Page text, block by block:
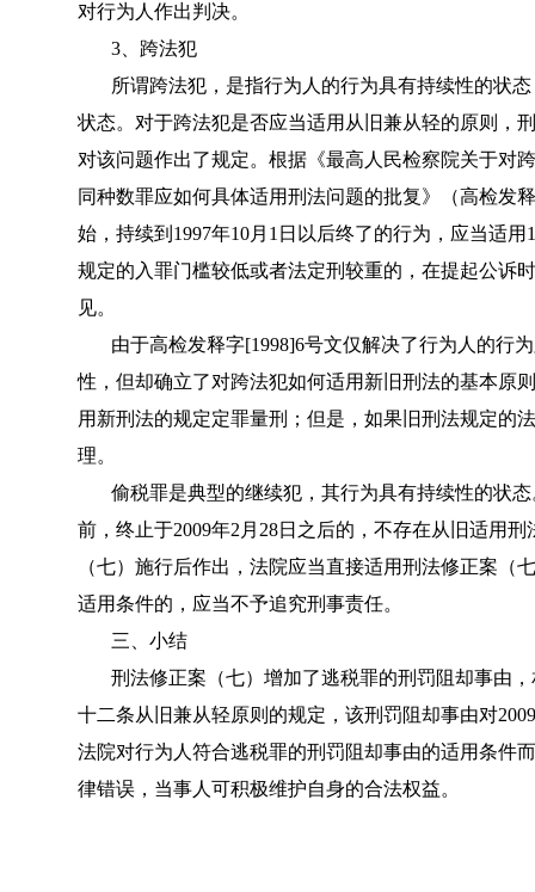
对行为人作出判决。
3、跨法犯
所谓跨法犯，是指行为人的行为具有持续性的状
状态。对于跨法犯是否应当适用从旧兼从轻的原则，
对该问题作出了规定。根据《最高人民检察院关于对
同种数罪应如何具体适用刑法问题的批复》（高检发
始，持续到1997年10月1日以后终了的行为，应当适
规定的入罪门槛较低或者法定刑较重的，在提起公诉
见。
由于高检发释字[1998]6号文仅解决了行为人的行
性，但却确立了对跨法犯如何适用新旧刑法的基本原
用新刑法的规定定罪量刑；但是，如果旧刑法规定的
理。
偷税罪是典型的继续犯，其行为具有持续性的状
前，终止于2009年2月28日之后的，不存在从旧适用
（七）施行后作出，法院应当直接适用刑法修正案
适用条件的，应当不予追究刑事责任。
三、小结
刑法修正案（七）增加了逃税罪的刑罚阻却事由
十二条从旧兼从轻原则的规定，该刑罚阻却事由对
法院对行为人符合逃税罪的刑罚阻却事由的适用条件
律错误，当事人可积极维护自身的合法权益。